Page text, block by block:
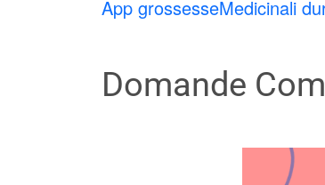
App grossesseMedicinali
Domande